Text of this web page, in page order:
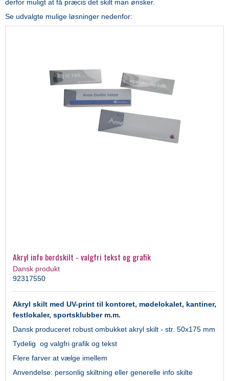
derfor muligt at få præcis det skilt man ønsker.
Se udvalgte mulige løsninger nedenfor:
Akryl info bordskilt - valgfri tekst og grafik
Dansk produkt
92317550
Akryl skilt med UV-print til kontoret, mødelokalet, kantiner,
festlokaler, sportsklubber m.m.
Dansk produceret robust ombukket akryl skilt - str. 50x175 mm
Tydelig og valgfri grafik og tekst
Flere farver at vælge imellem
Anvendelse: personlig skiltning eller generelle info skilte